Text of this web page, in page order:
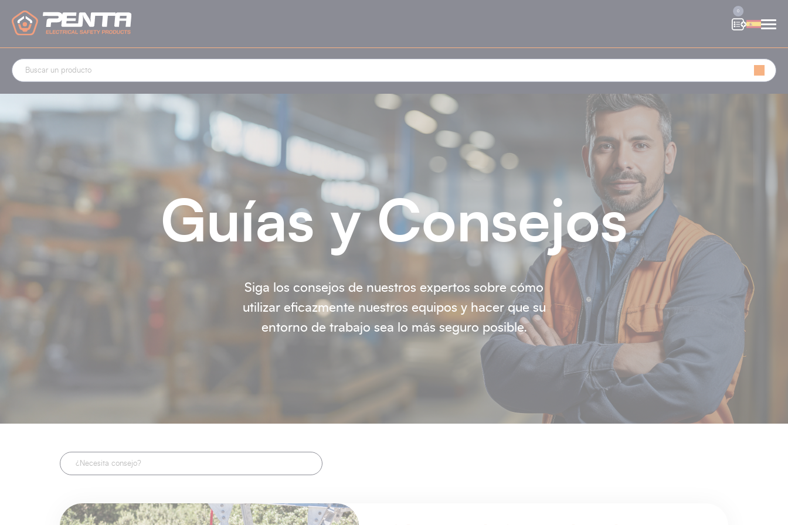
0
Guías y Consejos
Siga los consejos de nuestros expertos sobre cómo
utilizar eficazmente nuestros equipos y hacer que su
entorno de trabajo sea lo más seguro posible.